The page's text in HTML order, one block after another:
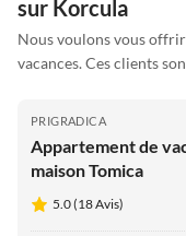
sur Korcula
Nous voulons vous
vacances. Ces clients
PRIGRADICA
Appartement de
maison Tomica
5.0 (18 Avis)